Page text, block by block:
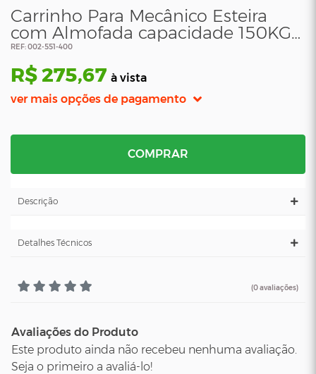
Carrinho Para Mecânico Esteira
com Almofada capacidade 150KG-
Sigma
REF: 002-551-400
R$ 275,67 à vista
ver mais opções de pagamento
COMPRAR
Descrição
Detalhes Técnicos
(0 avaliações)
Avaliações do Produto
Este produto ainda não recebeu nenhuma avaliação.
Seja o primeiro a avaliá-lo!